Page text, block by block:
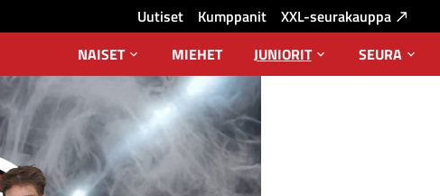
Uutiset Kumppanit XXL-seurakauppa
NAISET
Avaa
alavalikko
MIEHET
JUNIORIT
Avaa
SEURA
Avaa